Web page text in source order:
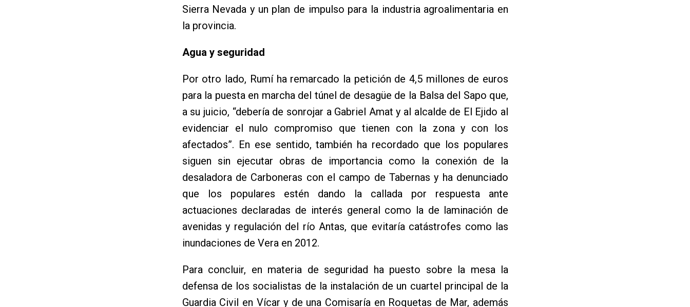
Sierra Nevada y un plan de impulso para la industria agroalimentaria en
la provincia.
Agua y seguridad
Por otro lado, Rumí ha remarcado la petición de 4,5 millones de euros
para la puesta en marcha del túnel de desagüe de la Balsa del Sapo que,
a su juicio, “debería de sonrojar a Gabriel Amat y al alcalde de El Ejido al
evidenciar el nulo compromiso que tienen con la zona y con los
afectados”. En ese sentido, también ha recordado que los populares
siguen sin ejecutar obras de importancia como la conexión de la
desaladora de Carboneras con el campo de Tabernas y ha denunciado
que los populares estén dando la callada por respuesta ante
actuaciones declaradas de interés general como la de laminación de
avenidas y regulación del río Antas, que evitaría catástrofes como las
inundaciones de Vera en 2012.
Para concluir, en materia de seguridad ha puesto sobre la mesa la
defensa de los socialistas de la instalación de un cuartel principal de la
Guardia Civil en Vícar y de una Comisaría en Roquetas de Mar, además